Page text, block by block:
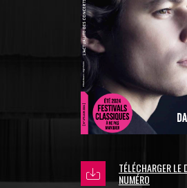
TÉLÉCHARGER LE
NUMÉRO